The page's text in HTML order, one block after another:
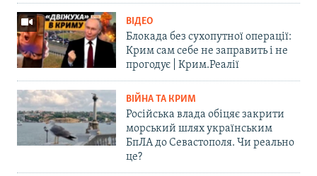
ВІДЕО
Блокада без сухопутної операції:
Крим сам себе не заправить і не
прогодує | Крим.Реалії
ВІЙНА ТА КРИМ
Російська влада обіцяє закрити
морський шлях українським
БпЛА до Севастополя. Чи реально
це?